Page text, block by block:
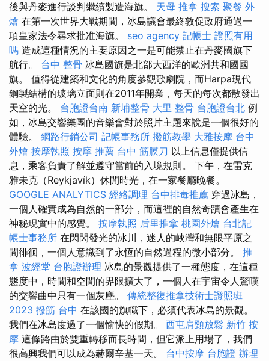
後與丹麥進行談判繼續製造海旗。 天母 推拿 搜索 聚餐 外
燴 在第一次世界大戰期間，冰島議會最終敦促政府通過一
項皇家法令尋求批准海旗。 seo agency 記帳士 證照有用
嗎 造成這種情況的主要原因之一是可能禁止在丹麥國旗下
航行。 台中 整骨 冰島國旗是北部大西洋的歐洲共和國國
旗。 值得從建築和文化的角度參觀歌劇院，而Harpa現代
鋼製結構的玻璃立面則在2011年開業，每天的每次都散發出
天空的光。 台胞證台南 新埔整骨 大里 整骨 台胞證台北 例
如，冰島交響樂團的音樂會對於照片主題來說是一個很好的
體驗。 網路行銷公司 記帳事務所 撥筋教學 大雅按摩 台中
外燴 按摩執照 按摩 推薦 台中 筋膜刀 以上信息僅提供信
息，乘客負責了解並遵守當前的入境規則。 下午，在雷克
雅未克（Reykjavík）休閒時光，在一家餐廳晚餐。
GOOGLE ANALYTICS 經絡調理 台中排毒推薦 穿過冰島，
一個人確實成為自然的一部分，而這裡的自然奇蹟會產生在
神秘現實中的感覺。 按摩執照 后里推拿 桃園外燴 台北記
帳士事務所 在閃閃發光的冰川，迷人的峽灣和無限平原之
間徘徊，一個人意識到了永恆的自然過程的微小部分。 推
拿 波經堂 台胞證辦理 冰島的景觀提供了一種態度，在這種
態度中，時間和空間的界限擴大了，一個人在宇宙令人驚嘆
的交響曲中只有一個灰塵。 傳統整復推拿技術士證照班
2023 撥筋 台中 在該國的旗幟下，必須代表冰島的景觀。
我們在冰島度過了一個愉快的假期。 西屯肩頸放鬆 新竹 按
摩 這條路由於雙重轉移而長時間，但它派上用場了，我們
很高興我們可以成為赫爾辛基一天。 台中按摩 台胞證 辦理